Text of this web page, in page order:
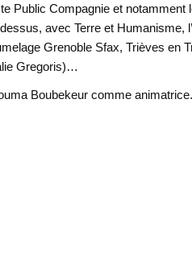
Public Compagnie et notamment
avec Terre et Humanisme,
Grenoble Sfax, Trièves en
Gregoris)…
Boubekeur comme animatrice.